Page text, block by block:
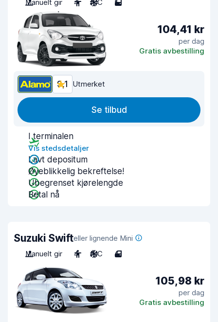
Manuelt gir 4 A/C 5
104,41 kr
per dag
Gratis avbestilling
9,1 Utmerket
Se tilbud
I terminalen
Vis stedsdetaljer
Lavt depositum
Øyeblikkelig bekreftelse!
Ubegrenset kjørelengde
Betal nå
Suzuki Swifteller lignende Mini
Manuelt gir
4 A/C 4
105,98 kr
per dag
Gratis avbestilling